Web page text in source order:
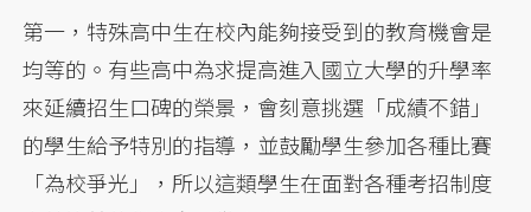
第一，特殊高中生在校內能夠接受到的教育機會是
均等的。有些高中為求提高進入國立大學的升學率
來延續招生口碑的榮景，會刻意挑選「成績不錯」
的學生給予特別的指導，並鼓勵學生參加各種比賽
「為校爭光」，所以這類學生在面對各種考招制度